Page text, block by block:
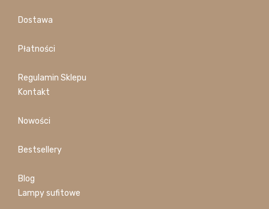
Dostawa
Płatności
Regulamin Sklepu
Kontakt
Nowości
Bestsellery
Blog
Lampy sufitowe